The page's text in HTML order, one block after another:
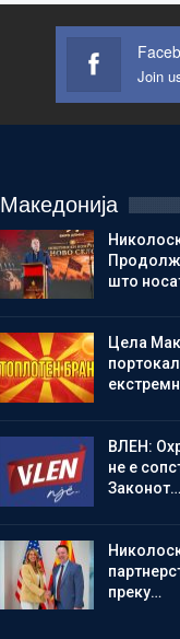
Join
Македонија
што
Цела
ВЛЕН:
не е
Законот…
преку…